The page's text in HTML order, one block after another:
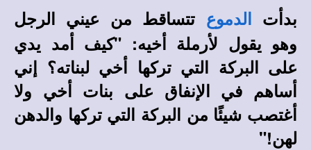
بدأت
الدموع
تتساقط من عيني الرجل
وهو يقول لأرملة أخيه: "كيف أمد يدي
على البركة التي تركها أخي لبناته؟ إني
أساهم في الإنفاق على بنات أخي ولا
أغتصب شيئًا من البركة التي تركها والدهن
لهن!"